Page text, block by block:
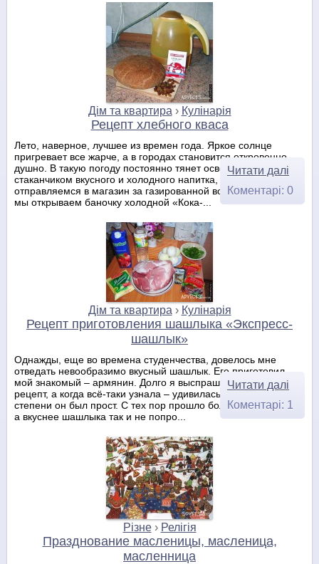
Дім та квартира › Кулінарія
Рецепт хлебного кваса
Лето, наверное, лучшее из времен года. Яркое солнце
пригревает все жарче, а в городах становится откровенно
душно. В такую погоду постоянно тянет освежиться
стаканчиком вкусного и холодного напитка, и вот мы
отправляемся в магазин за газированной водой. И вот уже
мы открываем баночку холодной «Кока-...
Читати далі
Коментарі: 0
Дім та квартира › Кулінарія
Рецепт приготовления шашлыка «Экспресс-
шашлык»
Однажды, еще во времена студенчества, довелось мне
отведать невообразимо вкусный шашлык. Его приготовил
мой знакомый – армянин. Долго я выспрашивала у него
рецепт, а когда всё-таки узнала – удивилась, до такой
степени он был прост. С тех пор прошло больше десяти лет,
а вкуснее шашлыка так и не попро...
Читати далі
Коментарі: 1
Різне› Релігія
Празднование масленицы, масленица,
масленница